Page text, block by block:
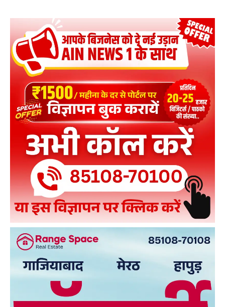
कानपुर–लखनऊ एक्सप्रेसवे में खामियों पर NHAI का एक्शन
00:33
फेसबुक से पीएम मोदी का वीडियो हटाने पर विवाद, IT मंत्रालय
के अधिकारियों से मिली Meta की ग्लोबल टीम
यूपी: सीतापुर के सरकारी स्कूल में लज़ीज़ मिड-डे मील!
00:15